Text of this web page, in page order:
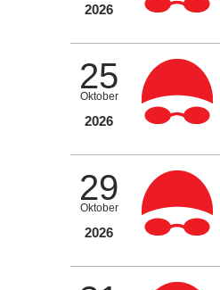
2026
25
Oktober
2026
29
Oktober
2026